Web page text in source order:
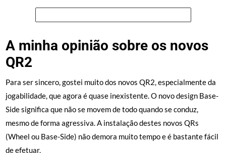
A minha opinião sobre os novos
QR2
Para ser sincero, gostei muito dos novos QR2, especialmente da
jogabilidade, que agora é quase inexistente. O novo design Base-
Side significa que não se movem de todo quando se conduz,
mesmo de forma agressiva. A instalação destes novos QRs
(Wheel ou Base-Side) não demora muito tempo e é bastante fácil
de efetuar.